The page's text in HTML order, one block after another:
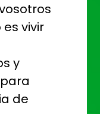
vivir
y
de